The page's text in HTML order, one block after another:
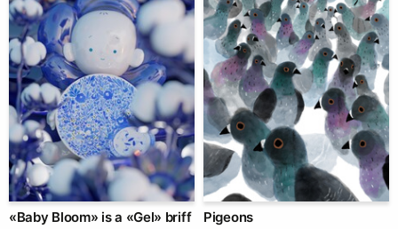
«Baby Bloom» is a «Gel» briff
Pigeons